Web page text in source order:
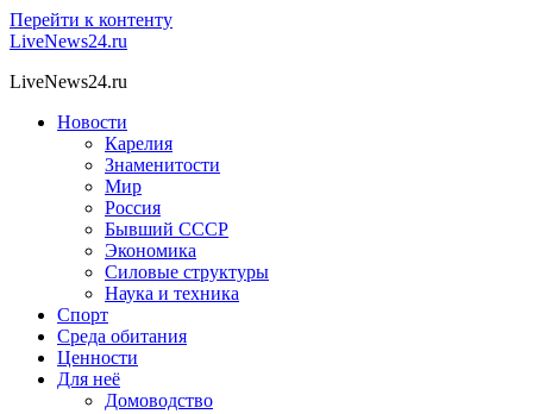
Перейти к контенту
LiveNews24.ru
LiveNews24.ru
Новости
Карелия
Знаменитости
Мир
Россия
Бывший СССР
Экономика
Силовые структуры
Наука и техника
Спорт
Среда обитания
Ценности
Для неё
Домоводство